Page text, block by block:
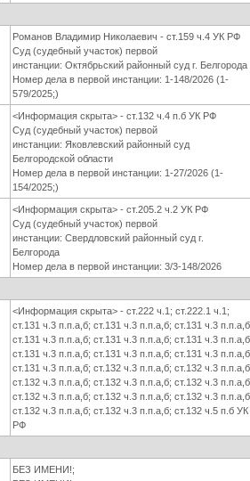
Романов Владимир Николаевич - ст.159 ч.4 УК РФ
Суд (судебный участок) первой
инстанции: Октябрьский районный суд г. Белгорода
Номер дела в первой инстанции: 1-148/2026 (1-
579/2025;)
<Информация скрыта> - ст.132 ч.4 п.б УК РФ
Суд (судебный участок) первой
инстанции: Яковлевский районный суд
Белгородской области
Номер дела в первой инстанции: 1-27/2026 (1-
154/2025;)
<Информация скрыта> - ст.205.2 ч.2 УК РФ
Суд (судебный участок) первой
инстанции: Свердловский районный суд г.
Белгорода
Номер дела в первой инстанции: 3/3-148/2026
<Информация скрыта> - ст.222 ч.1; ст.222.1 ч.1;
ст.131 ч.3 п.п.а,б; ст.131 ч.3 п.п.а,б; ст.131 ч.3
ст.131 ч.3 п.п.а,б; ст.131 ч.3 п.п.а,б; ст.131 ч.3
ст.131 ч.3 п.п.а,б; ст.131 ч.3 п.п.а,б; ст.131 ч.3
ст.131 ч.3 п.п.а,б; ст.132 ч.3 п.п.а,б; ст.132 ч.3
ст.132 ч.3 п.п.а,б; ст.132 ч.3 п.п.а,б; ст.132 ч.3
ст.132 ч.3 п.п.а,б; ст.132 ч.3 п.п.а,б; ст.132 ч.3
ст.132 ч.3 п.п.а,б; ст.132 ч.3 п.п.а,б; ст.132 ч.5 п.б УК
РФ
БЕЗ ИМЕНИ!;